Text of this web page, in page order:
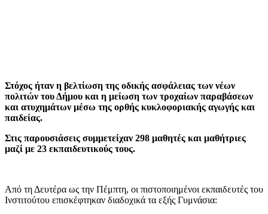
Στόχος ήταν η βελτίωση της οδικής ασφάλειας των νέων
πολιτών του Δήμου και η μείωση των τροχαίων παραβάσεων
και ατυχημάτων μέσω της ορθής κυκλοφοριακής αγωγής και
παιδείας.
Στις παρουσιάσεις συμμετείχαν 298 μαθητές και μαθήτριες
μαζί με 23 εκπαιδευτικούς τους.
Από τη Δευτέρα ως την Πέμπτη, οι πιστοποιημένοι εκπαιδευτές του
Ινστιτούτου επισκέφτηκαν διαδοχικά τα εξής Γυμνάσια: